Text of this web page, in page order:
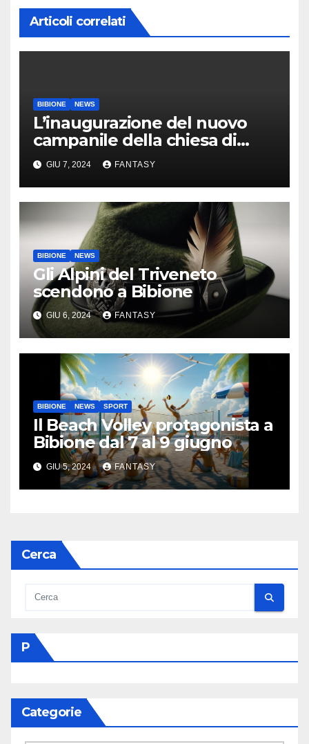
Articoli correlati
BIBIONE NEWS
L’inaugurazione del nuovo
campanile della chiesa di
Santa Maria Assunta di
Bibione
GIU 7, 2024 FANTASY
BIBIONE NEWS
Gli Alpini del Triveneto
scendono a Bibione
GIU 6, 2024 FANTASY
BIBIONE NEWS SPORT
Il Beach Volley protagonista a
Bibione dal 7 al 9 giugno
GIU 5, 2024 FANTASY
Cerca
P
Categorie